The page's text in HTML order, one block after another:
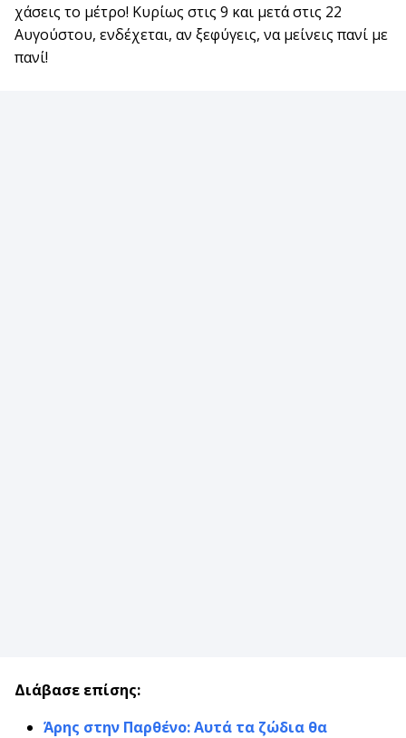
χάσεις το μέτρο! Κυρίως στις 9 και μετά στις 22
Αυγούστου, ενδέχεται, αν ξεφύγεις, να μείνεις πανί με
πανί!
Διάβασε επίσης:
Άρης στην Παρθένο: Αυτά τα ζώδια θα